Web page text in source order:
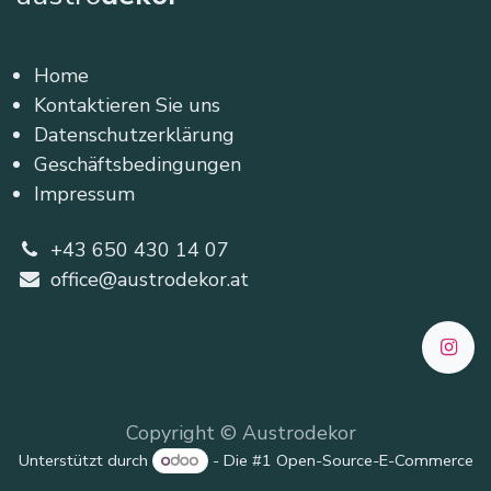
Home
Kontaktieren Sie uns
Datenschutzerklärung
Geschäftsbedingungen
Impressum
+43 650 430 14 07
office@austrodekor.at
Copyright © Austrodekor
Unterstützt durch - Die #1 Open-Source-E-Commerce